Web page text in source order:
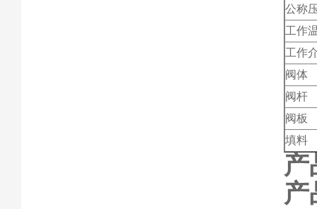
公称
工作
工作
阀体
阀杆
阀板
填料
产
产